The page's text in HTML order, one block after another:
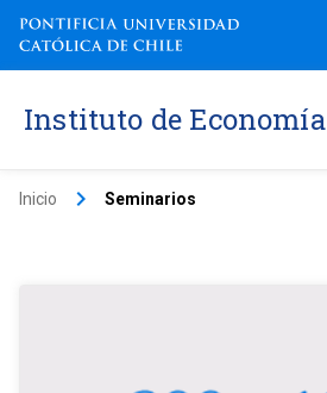
Instituto de Economía
Inicio keyboard_arrow_right Seminarios